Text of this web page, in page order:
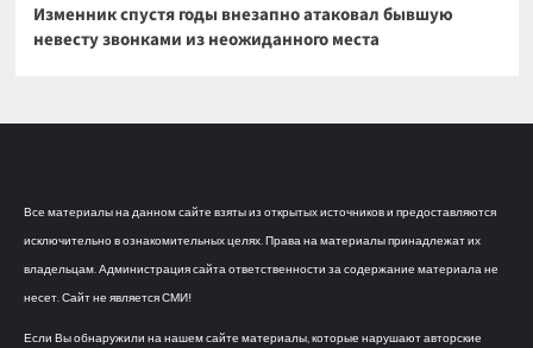
Изменник спустя годы внезапно атаковал бывшую
невесту звонками из неожиданного места
Все материалы на данном сайте взяты из открытых источников и предоставляются
исключительно в ознакомительных целях. Права на материалы принадлежат их
владельцам. Администрация сайта ответственности за содержание материала не
несет. Сайт не является СМИ!
Если Вы обнаружили на нашем сайте материалы, которые нарушают авторские